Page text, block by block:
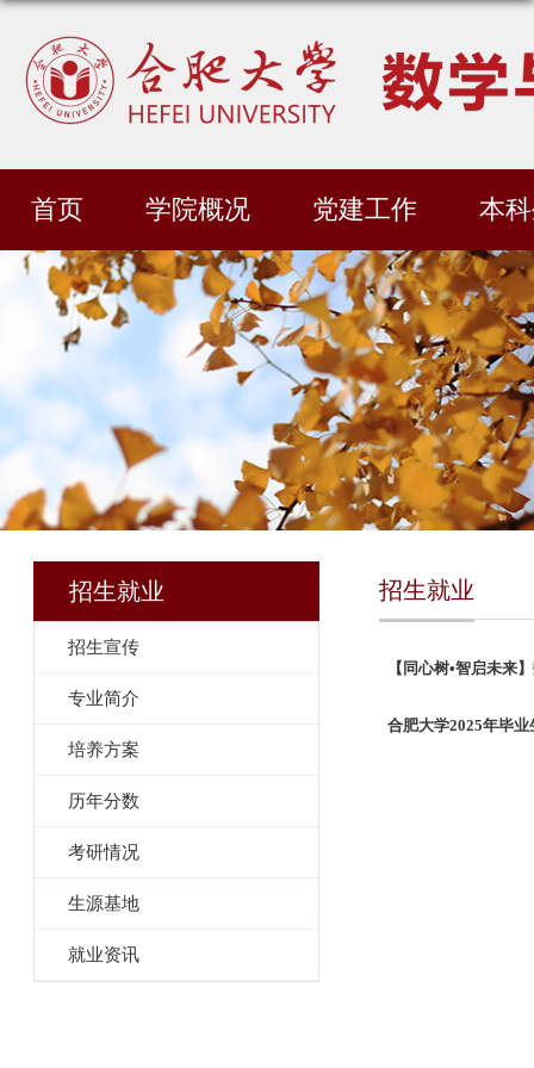
首页 学院概况 党建工作 本
招生就业
招生宣传
专业简介
培养方案
历年分数
考研情况
生源基地
就业资讯
招生就业
【同心树•智启未来
合肥大学2025年毕